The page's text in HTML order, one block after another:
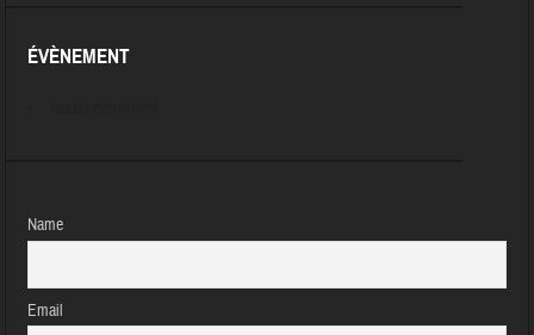
ÉVÈNEMENT
Name
Email